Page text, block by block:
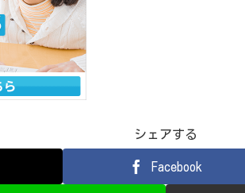
シェアする
Facebook